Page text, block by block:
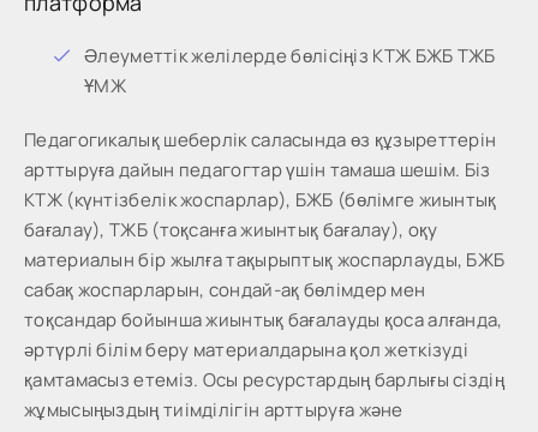
Әлеуметтік желілерде бөлісіңіз КТЖ БЖБ ТЖБ
ҰМЖ
Педагогикалық шеберлік саласында өз құзыреттерін
арттыруға дайын педагогтар үшін тамаша шешім. Біз
КТЖ (күнтізбелік жоспарлар), БЖБ (бөлімге жиынтық
бағалау), ТЖБ (тоқсанға жиынтық бағалау), оқу
материалын бір жылға тақырыптық жоспарлауды, БЖБ
сабақ жоспарларын, сондай-ақ бөлімдер мен
тоқсандар бойынша жиынтық бағалауды қоса алғанда,
әртүрлі білім беру материалдарына қол жеткізуді
қамтамасыз етеміз. Осы ресурстардың барлығы сіздің
жұмысыңыздың тиімділігін арттыруға және